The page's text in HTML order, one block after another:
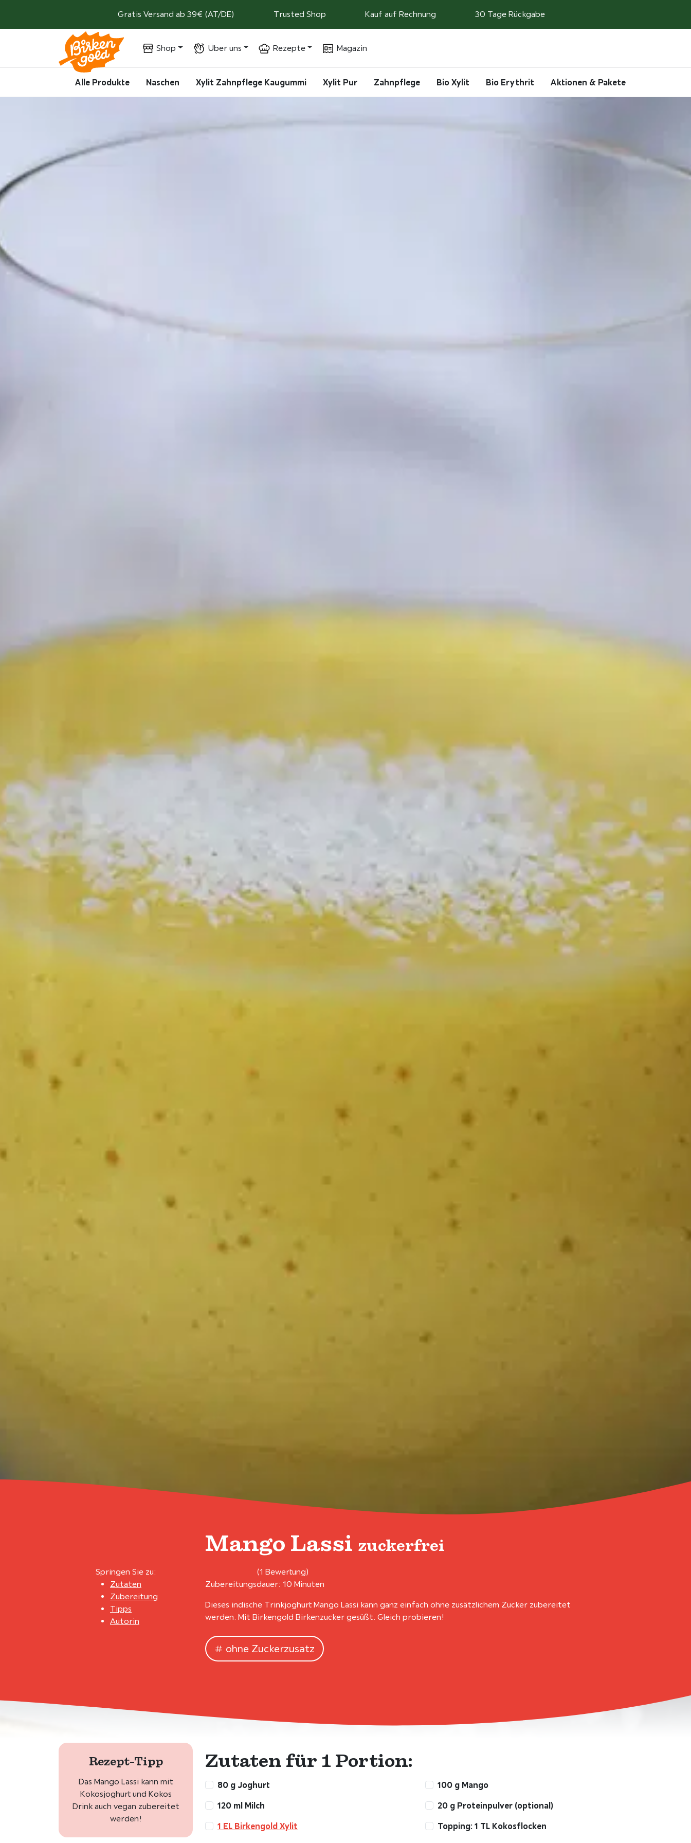
Gratis Versand ab 39€ (AT/DE) Trusted Shop Kauf auf Rechnung 30 Tage Rückgabe
Shop Über uns Rezepte Magazin
Alle Produkte Naschen Xylit Zahnpflege Kaugummi Xylit Pur Zahnpflege Bio Xylit Bio Erythrit Aktionen & Pakete
Mango Lassi zuckerfrei
Springen Sie zu:
Zutaten
Zubereitung
Tipps
Autorin
(1 Bewertung)
Zubereitungsdauer: 10 Minuten
Dieses indische Trinkjoghurt Mango Lassi kann ganz einfach ohne zusätzlichem Zucker zubereitet
werden. Mit Birkengold Birkenzucker gesüßt. Gleich probieren!
ohne Zuckerzusatz
Zutaten für 1 Portion:
80 g Joghurt
120 ml Milch
1 EL Birkengold Xylit
100 g Mango
20 g Proteinpulver (optional)
Topping: 1 TL Kokosflocken
Rezept-Tipp
Das Mango Lassi kann mit
Kokosjoghurt und Kokos
Drink auch vegan zubereitet
werden!